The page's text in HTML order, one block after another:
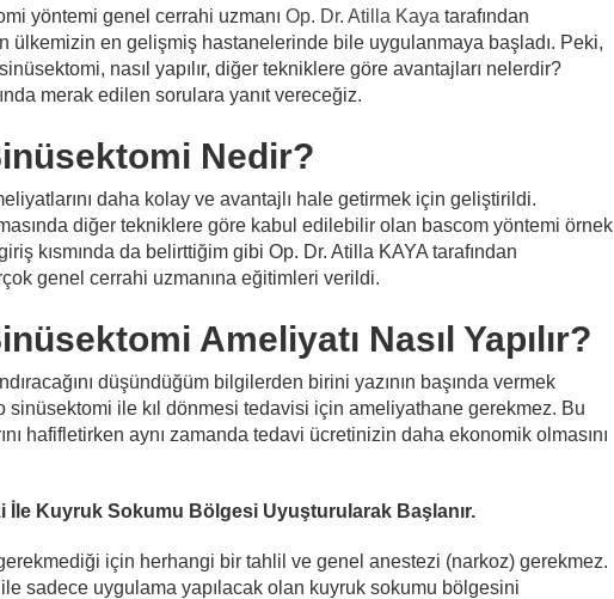
yöntemi genel cerrahi uzmanı Op. Dr. Atilla Kaya tarafından
ülkemizin en gelişmiş hastanelerinde bile uygulanmaya başladı. Peki,
nasıl yapılır, diğer tekniklere göre avantajları nelerdir?
merak edilen sorulara yanıt vereceğiz.
Nedir?
daha kolay ve avantajlı hale getirmek için geliştirildi.
diğer tekniklere göre kabul edilebilir olan bascom yöntemi örnek
giriş kısmında da belirttiğim gibi Op. Dr. Atilla KAYA tarafından
genel cerrahi uzmanına eğitimleri verildi.
Ameliyatı Nasıl Yapılır?
düşündüğüm bilgilerden birini yazının başında vermek
sinüsektomi ile kıl dönmesi tedavisi için ameliyathane gerekmez. Bu
hafifletirken aynı zamanda tedavi ücretinizin daha ekonomik olmasını
İle Kuyruk Sokumu Bölgesi Uyuşturularak Başlanır.
için herhangi bir tahlil ve genel anestezi (narkoz) gerekmez.
sadece uygulama yapılacak olan kuyruk sokumu bölgesini